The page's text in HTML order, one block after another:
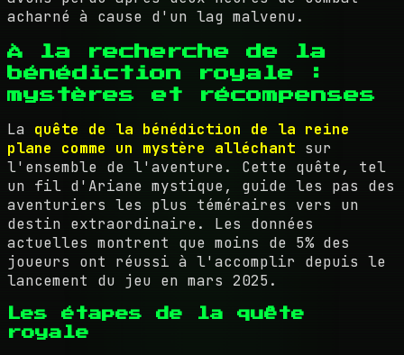
acharné à cause d'un lag malvenu.
À la recherche de la
bénédiction royale :
mystères et récompenses
La quête de la bénédiction de la reine
plane comme un mystère alléchant sur
l'ensemble de l'aventure. Cette quête, tel
un fil d'Ariane mystique, guide les pas des
aventuriers les plus téméraires vers un
destin extraordinaire. Les données
actuelles montrent que moins de 5% des
joueurs ont réussi à l'accomplir depuis le
lancement du jeu en mars 2025.
Les étapes de la quête
royale